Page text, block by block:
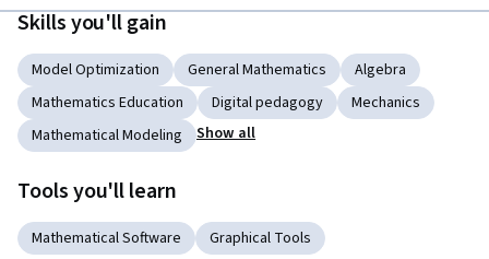
Skills you'll gain
Model Optimization General Mathematics
Algebra
Mathematics Education
Digital pedagogy
Mechanics
Mathematical Modeling
Show all
Tools you'll learn
Mathematical Software Graphical Tools